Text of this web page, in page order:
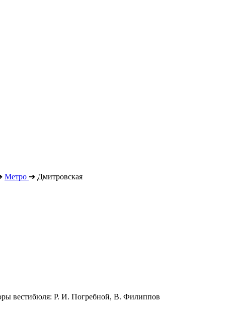
Метро ➔ Дмитровская
вестибюля: Р. И. Погребной, В. Филиппов